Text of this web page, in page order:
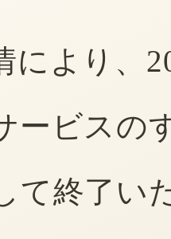
により、
ービスの
て終了い